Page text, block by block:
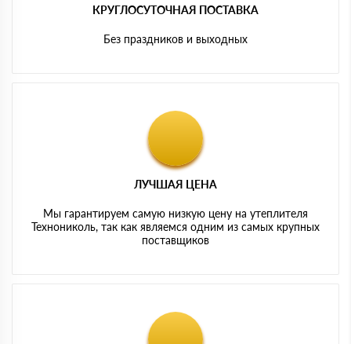
КРУГЛОСУТОЧНАЯ ПОСТАВКА
Без праздников и выходных
ЛУЧШАЯ ЦЕНА
Мы гарантируем самую низкую цену на утеплителя
Технониколь, так как являемся одним из самых крупных
поставщиков